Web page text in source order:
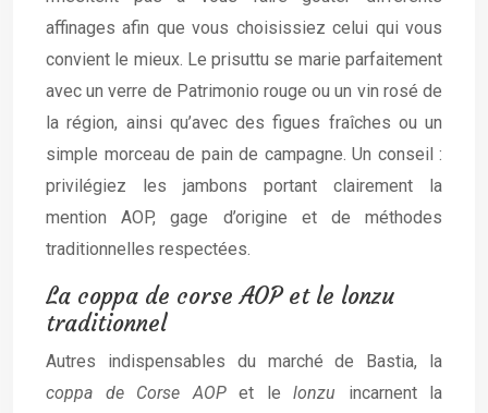
affinages afin que vous choisissiez celui qui vous
convient le mieux. Le prisuttu se marie parfaitement
avec un verre de Patrimonio rouge ou un vin rosé de
la région, ainsi qu’avec des figues fraîches ou un
simple morceau de pain de campagne. Un conseil :
privilégiez les jambons portant clairement la
mention AOP, gage d’origine et de méthodes
traditionnelles respectées.
La coppa de corse AOP et le lonzu
traditionnel
Autres indispensables du marché de Bastia, la
coppa de Corse AOPet le lonzu incarnent la